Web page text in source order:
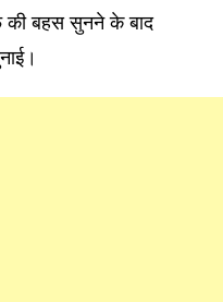
की बहस सुनने के बाद